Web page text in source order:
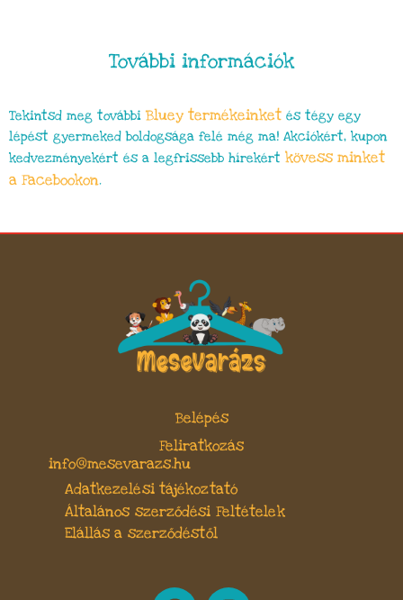
További információk
Tekintsd meg további Bluey termékeinket és tégy egy
lépést gyermeked boldogsága felé még ma! Akciókért, kupon
kedvezményekért és a legfrissebb hírekért kövess minket
a Facebookon.
Belépés
Feliratkozás
info@mesevarazs.hu
Adatkezelési tájékoztató
Általános szerződési Feltételek
Elállás a szerződéstől